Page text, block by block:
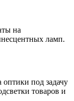
на
ламп.
под задачу
товаров и